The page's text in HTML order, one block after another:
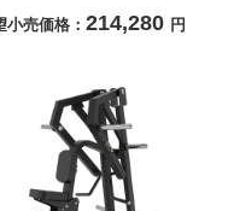
小売価格： 214,280 円